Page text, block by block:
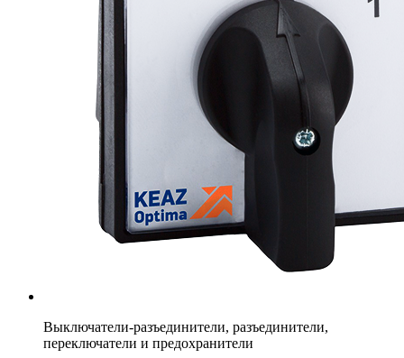
Выключатели-разъединители, разъединители,
переключатели и предохранители